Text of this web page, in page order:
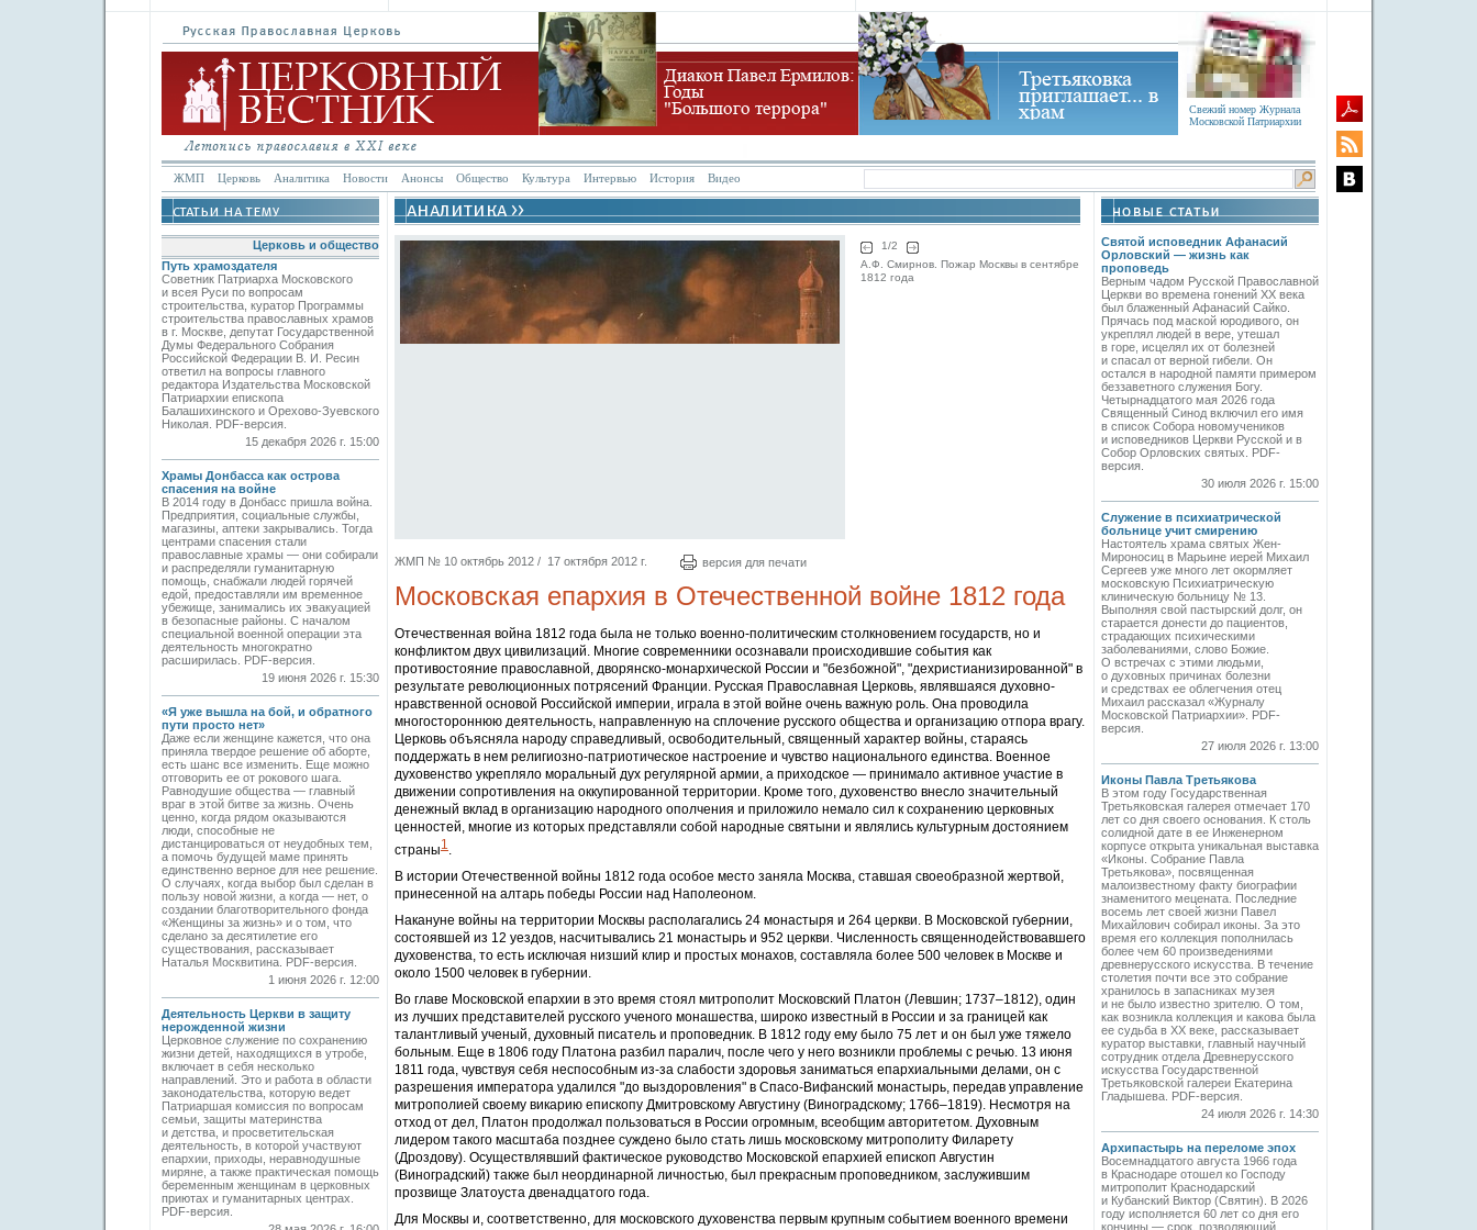
Свежий номер Журнала
Московской Патриархии
ЖМП Церковь Аналитика Новости Анонсы Общество Культура Интервью История Видео
Церковь и общество
Путь храмоздателя
Советник Патриарха Московского
и всея Руси по вопросам
строительства, куратор Программы
строительства православных храмов
в г. Москве, депутат Государственной
Думы Федерального Собрания
Российской Федерации В. И. Ресин
ответил на вопросы главного
редактора Издательства Московской
Патриархии епископа
Балашихинского и Орехово-Зуевского
Николая. PDF-версия.
15 декабря 2026 г. 15:00
Храмы Донбасса как острова
спасения на войне
В 2014 году в Донбасс пришла война.
Предприятия, социальные службы,
магазины, аптеки закрывались. Тогда
центрами спасения стали
православные храмы — они собирали
и распределяли гуманитарную
помощь, снабжали людей горячей
едой, предоставляли им временное
убежище, занимались их эвакуацией
в безопасные районы. С началом
специальной военной операции эта
деятельность многократно
расширилась. PDF-версия.
19 июня 2026 г. 15:30
«Я уже вышла на бой, и обратного
пути просто нет»
Даже если женщине кажется, что она
приняла твердое решение об аборте,
есть шанс все изменить. Еще можно
отговорить ее от рокового шага.
Равнодушие общества — главный
враг в этой битве за жизнь. Очень
ценно, когда рядом оказываются
люди, способные не
дистанцироваться от неудобных тем,
а помочь будущей маме принять
единственно верное для нее решение.
О случаях, когда выбор был сделан в
пользу новой жизни, а когда — нет, о
создании благотворительного фонда
«Женщины за жизнь» и о том, что
сделано за десятилетие его
существования, рассказывает
Наталья Москвитина. PDF-версия.
1 июня 2026 г. 12:00
Деятельность Церкви в защиту
нерожденной жизни
Церковное служение по сохранению
жизни детей, находящихся в утробе,
включает в себя несколько
направлений. Это и работа в области
законодательства, которую ведет
Патриаршая комиссия по вопросам
семьи, защиты материнства
и детства, и просветительская
деятельность, в которой участвуют
епархии, приходы, неравнодушные
миряне, а также практическая помощь
беременным женщинам в церковных
приютах и гуманитарных центрах.
PDF-версия.
1/2
А.Ф. Смирнов. Пожар Москвы в сентябре
1812 года
ЖМП № 10 октябрь 2012 / 17 октября 2012 г. версия для печати
Московская епархия в Отечественной войне 1812 года
Отечественная война 1812 года была не только военно-политическим столкновением государств, но и
конфликтом двух цивилизаций. Многие современники осознавали происходившие события как
противостояние православной, дворянско-монархической России и "безбожной", "дехристианизированной" в
результате революционных потрясений Франции. Русская Православная Церковь, являвшаяся духовно-
нравственной основой Российской империи, играла в этой войне очень важную роль. Она проводила
многостороннюю деятельность, направленную на сплочение русского общества и организацию отпора врагу.
Церковь объясняла народу справедливый, освободительный, священный характер войны, стараясь
поддержать в нем религиозно-патриотическое настроение и чувство национального единства. Военное
духовенство укрепляло моральный дух регулярной армии, а приходское — принимало активное участие в
движении сопротивления на оккупированной территории. Кроме того, духовенство внесло значительный
денежный вклад в организацию народного ополчения и приложило немало сил к сохранению церковных
ценностей, многие из которых представляли собой народные святыни и являлись культурным достоянием
страны1.
В истории Отечественной войны 1812 года особое место заняла Москва, ставшая своеобразной жертвой,
принесенной на алтарь победы России над Наполеоном.
Накануне войны на территории Москвы располагались 24 монастыря и 264 церкви. В Московской губернии,
состоявшей из 12 уездов, насчитывались 21 монастырь и 952 церкви. Численность священнодействовавшего
духовенства, то есть исключая низший клир и простых монахов, составляла более 500 человек в Москве и
около 1500 человек в губернии.
Во главе Московской епархии в это время стоял митрополит Московский Платон (Левшин; 1737–1812), один
из лучших представителей русского ученого монашества, широко известный в России и за границей как
талантливый ученый, духовный писатель и проповедник. В 1812 году ему было 75 лет и он был уже тяжело
больным. Еще в 1806 году Платона разбил паралич, после чего у него возникли проблемы с речью. 13 июня
1811 года, чувствуя себя неспособным из-за слабости здоровья заниматься епархиальными делами, он с
разрешения императора удалился "до выздоровления" в Спасо-Вифанский монастырь, передав управление
митрополией своему викарию епископу Дмитровскому Августину (Виноградскому; 1766–1819). Несмотря на
отход от дел, Платон продолжал пользоваться в России огромным, всеобщим авторитетом. Духовным
лидером такого масштаба позднее суждено было стать лишь московскому митрополиту Филарету
(Дроздову). Осуществлявший фактическое руководство Московской епархией епископ Августин
(Виноградский) также был неординарной личностью, был прекрасным проповедником, заслужившим
прозвище Златоуста двенадцатого года.
Для Москвы и, соответственно, для московского духовенства первым крупным событием военного времени
Святой исповедник Афанасий
Орловский — жизнь как
проповедь
Верным чадом Русской Православной
Церкви во времена гонений XX века
был блаженный Афанасий Сайко.
Прячась под маской юродивого, он
укреплял людей в вере, утешал
в горе, исцелял их от болезней
и спасал от верной гибели. Он
остался в народной памяти примером
беззаветного служения Богу.
Четырнадцатого мая 2026 года
Священный Синод включил его имя
в список Собора новомучеников
и исповедников Церкви Русской и в
Собор Орловских святых. PDF-
версия.
30 июля 2026 г. 15:00
Служение в психиатрической
больнице учит смирению
Настоятель храма святых Жен-
Мироносиц в Марьине иерей Михаил
Сергеев уже много лет окормляет
московскую Психиатрическую
клиническую больницу № 13.
Выполняя свой пастырский долг, он
старается донести до пациентов,
страдающих психическими
заболеваниями, слово Божие.
О встречах с этими людьми,
о духовных причинах болезни
и средствах ее облегчения отец
Михаил рассказал «Журналу
Московской Патриархии». PDF-
версия.
27 июля 2026 г. 13:00
Иконы Павла Третьякова
В этом году Государственная
Третьяковская галерея отмечает 170
лет со дня своего основания. К столь
солидной дате в ее Инженерном
корпусе открыта уникальная выставка
«Иконы. Собрание Павла
Третьякова», посвященная
малоизвестному факту биографии
знаменитого мецената. Последние
восемь лет своей жизни Павел
Михайлович собирал иконы. За это
время его коллекция пополнилась
более чем 60 произведениями
древнерусского искусства. В течение
столетия почти все это собрание
хранилось в запасниках музея
и не было известно зрителю. О том,
как возникла коллекция и какова была
ее судьба в ХХ веке, рассказывает
куратор выставки, главный научный
сотрудник отдела Древнерусского
искусства Государственной
Третьяковской галереи Екатерина
Гладышева. PDF-версия.
24 июля 2026 г. 14:30
Архипастырь на переломе эпох
Восемнадцатого августа 1966 года
в Краснодаре отошел ко Господу
митрополит Краснодарский
и Кубанский Виктор (Святин). В 2026
году исполняется 60 лет со дня его
кончины — срок, позволяющий